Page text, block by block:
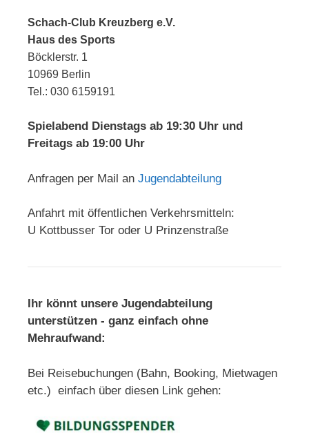
Schach-Club Kreuzberg e.V.
Haus des Sports
Böcklerstr. 1
10969 Berlin
Tel.: 030 6159191
Spielabend Dienstags ab 19:30 Uhr und
Freitags ab 19:00 Uhr
Anfragen per Mail an Jugendabteilung
Anfahrt mit öffentlichen Verkehrsmitteln:
U Kottbusser Tor oder U Prinzenstraße
Ihr könnt unsere Jugendabteilung
unterstützen - ganz einfach ohne
Mehraufwand:
Bei Reisebuchungen (Bahn, Booking, Mietwagen
etc.) einfach über diesen Link gehen: